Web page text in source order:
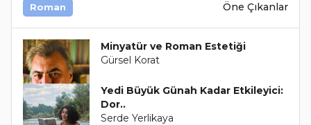
Roman Öne Çıkanlar
Minyatür ve Roman Estetiği
Gürsel Korat
Yedi Büyük Günah Kadar Etkileyici:
Dor..
Serde Yerlikaya